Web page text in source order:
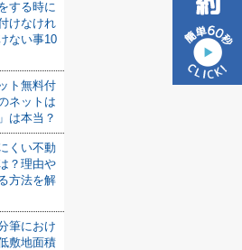
する時に
けなけれ
ない事10
ト無料付
ネットは
は本当？
くい不動
？理由や
方法を解
筆におけ
敷地面積